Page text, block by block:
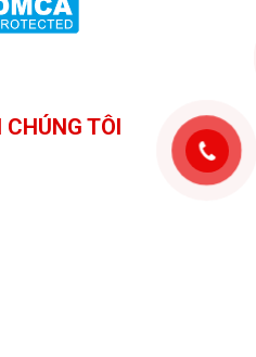
CHÚNG TÔI